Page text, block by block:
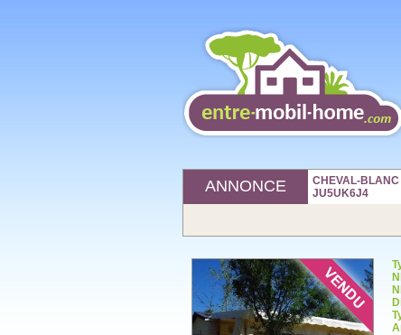
ANNONCE
CHEVAL-
JU5UK6J4